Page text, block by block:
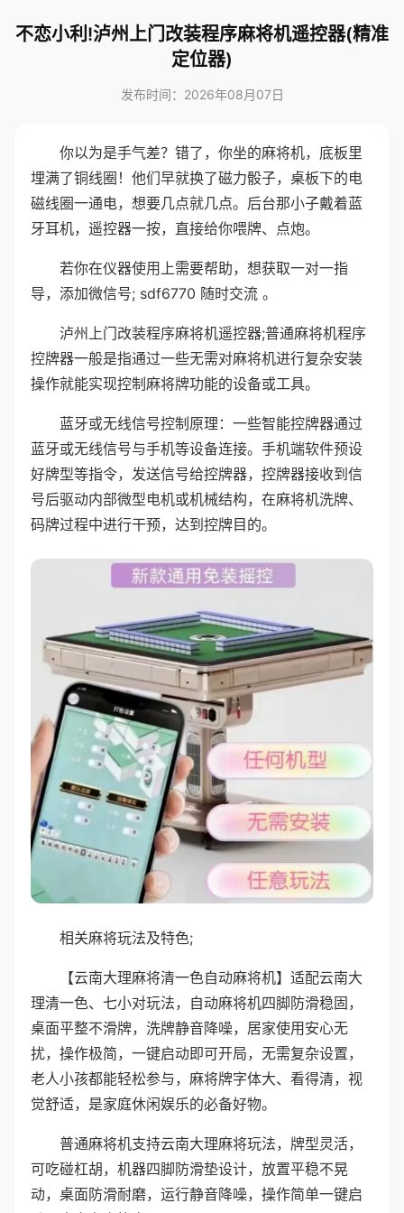
不恋小利!泸州上门改装程序麻将机遥控器(精准
定位器)
发布时间：2026年08月07日
你以为是手气差？错了，你坐的麻将机，底板里
埋满了铜线圈！他们早就换了磁力骰子，桌板下的电
磁线圈一通电，想要几点就几点。后台那小子戴着蓝
牙耳机，遥控器一按，直接给你喂牌、点炮。
若你在仪器使用上需要帮助，想获取一对一指
导，添加微信号; sdf6770 随时交流 。
泸州上门改装程序麻将机遥控器;普通麻将机程序
控牌器一般是指通过一些无需对麻将机进行复杂安装
操作就能实现控制麻将牌功能的设备或工具。
蓝牙或无线信号控制原理：一些智能控牌器通过
蓝牙或无线信号与手机等设备连接。手机端软件预设
好牌型等指令，发送信号给控牌器，控牌器接收到信
号后驱动内部微型电机或机械结构，在麻将机洗牌、
码牌过程中进行干预，达到控牌目的。
相关麻将玩法及特色;
【云南大理麻将清一色自动麻将机】适配云南大
理清一色、七小对玩法，自动麻将机四脚防滑稳固，
桌面平整不滑牌，洗牌静音降噪，居家使用安心无
扰，操作极简，一键启动即可开局，无需复杂设置，
老人小孩都能轻松参与，麻将牌字体大、看得清，视
觉舒适，是家庭休闲娱乐的必备好物。
普通麻将机支持云南大理麻将玩法，牌型灵活，
可吃碰杠胡，机器四脚防滑垫设计，放置平稳不晃
动，桌面防滑耐磨，运行静音降噪，操作简单一键启